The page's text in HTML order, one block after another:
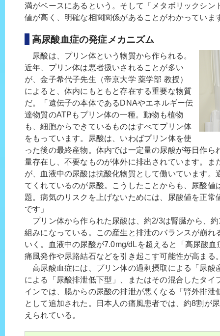
満がベースにあるという。そして「メタボリックシン
値が高く、明確な相関関係があることがわかっていま
高尿酸血症の発症メカニズム
尿酸は、プリン体という物質から作られる。
近年、プリン体は悪者扱いされることが多い
が、金子希代子先生（帝京大学 薬学部 教授）
によると、体内にもともと存在する重要な物質
だ。「遺伝子の本体であるDNAやエネルギー伝
達物質のATPもプリン体の一種。動物も植物
も、細胞からできているものはすべてプリン体
をもっています。尿酸は、いわばプリン体を使
った後の最終産物。体内では一定量の尿酸が毎日作ら
量存在し、不要なものが体外に排出されています。ま
が、血液中の尿酸は抗酸化物質として働いています。
てくれているのが尿酸。こうしたことからも、尿酸値
題。病気のリスクを上げないためには、尿酸値を正常
です」
プリン体から作られた尿酸は、約2/3は腎臓から、
組みになっている。この産生と排泄のバランスが崩れ
いく。血液中の尿酸が7.0mg/dLを超えると「高尿酸
痛風発作や尿路結石などを引き起こす可能性が高まる
高尿酸血症には、プリン体の過剰摂取による「尿酸
による「尿酸排泄低下型」、またはその混合したタイ
インでは、腸からの尿酸の排泄が悪くなる「腎外排泄
として追加された。日本人の痛風患者では、約8割が
えられている。